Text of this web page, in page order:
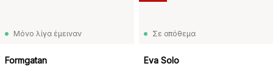
Μόνο λίγα έμειναν
Formgatan
Σε απόθεμα
Eva Solo